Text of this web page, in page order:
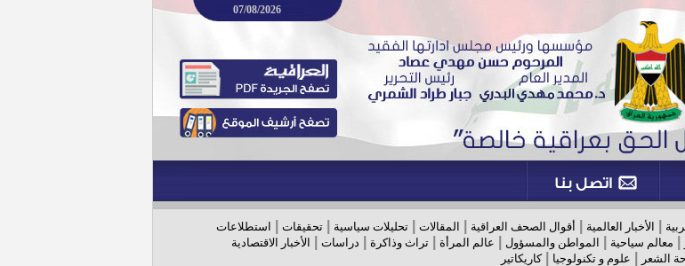
07/08/2026
الأخبار العالمية أقوال الصحف العراقية المقالات تحليلات سياسية تحقيقات
استطلاعات
معالم سياحية المواطن والمسؤول عالم المرأة |تراث وذاكرة دراسات
الأخبار الاقتصادية
الشعر
علوم و تكنولوجيا |كاريكاتير